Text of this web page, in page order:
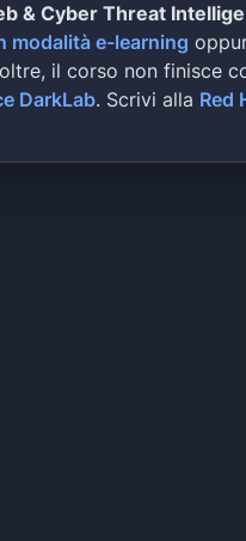
& Cyber Threat
modalità e-learning
il corso non finisce
DarkLab. Scrivi alla Red